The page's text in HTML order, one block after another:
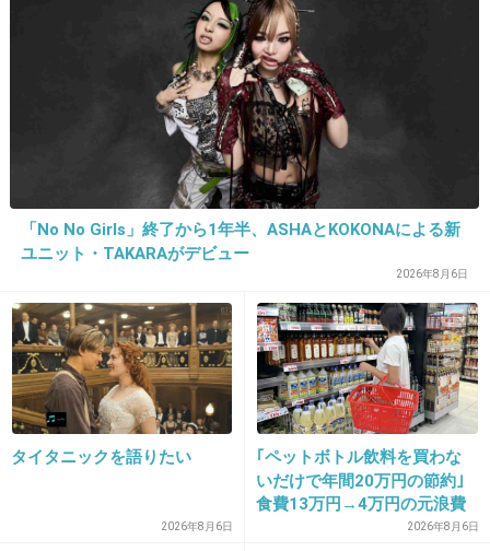
免許証、保険証、クレカ、デビットカードの４枚だけ。
ポイントカードは全捨離。
他はカードケースに。
+8
16. 匿名2020/11/16(月) 14:59:47
2週間使っていないカードは財布に入れない。
て、使う時だけ取り出して財布に入れている。
+5 -0
「No No Girls」終了から1年半、ASHAとKOKONAによる新
ユニット・TAKARAがデビュー
2026年8月6日
タイタニックを語りたい
2026年8月6日
｢ペットボトル飲料を買わな
いだけで年間20万円の節約｣
食費13万円→4万円の元浪費
主婦が買うのをやめた食品5
2026年8月6日